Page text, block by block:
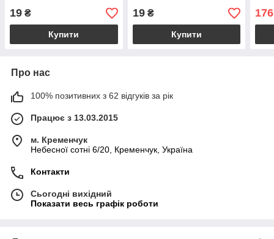
19 ₴
Купити
19₴
Купити
176
Про нас
100% позитивних з 62 відгуків за рік
Працює з 13.03.2015
м. Кременчук
Небесної сотні 6/20, Кременчук, Україна
Контакти
Сьогодні вихідний
Показати весь графік роботи